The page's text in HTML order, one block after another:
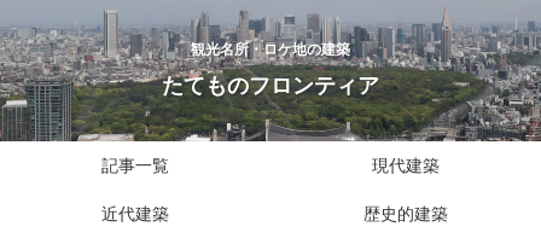
観光名所・ロケ地の建築
たてものフロンティア
記事一覧 現代建築
近代建築 歴史的建築